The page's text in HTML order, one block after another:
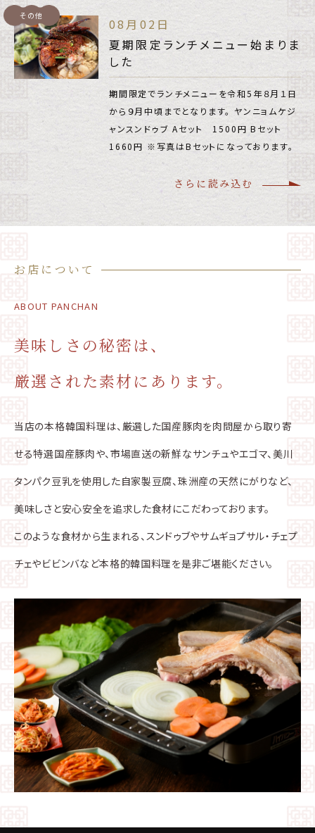
その他
08月02日
夏期限定ランチメニュー始まりま
した
期間限定でランチメニューを令和5年８月１日
から９月中頃までとなります。 ヤンニョムケジ
ャンスンドゥブ Aセット 1500円 Bセット
1660円 ※写真はBセットになっております。
さらに読み込む
お店について
ABOUT PANCHAN
美味しさの秘密は、
厳選された素材にあります。
当店の本格韓国料理は、厳選した国産豚肉を肉問屋から取り寄
せる特選国産豚肉や、市場直送の新鮮なサンチュやエゴマ、美川
タンパク豆乳を使用した自家製豆腐、珠洲産の天然にがりなど、
美味しさと安心安全を追求した食材にこだわっております。
このような食材から生まれる、スンドゥブやサムギョプサル・チェプ
チェやビビンバなど本格的韓国料理を是非ご堪能ください。